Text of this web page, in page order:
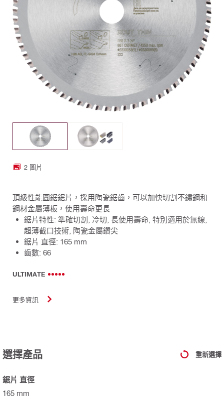
2 圖片
頂級性能圓鋸鋸片，採用陶瓷鋸齒，可以加快切割不鏽鋼和
鋼材金屬薄板，使用壽命更長
鋸片特性: 準確切割, 冷切, 長使用壽命, 特別適用於無線,
超薄截口技術, 陶瓷金屬鑽尖
鋸片 直徑: 165 mm
齒數: 66
ULTIMATE
更多資訊
選擇產品 重新選擇
鋸片 直徑
165 mm